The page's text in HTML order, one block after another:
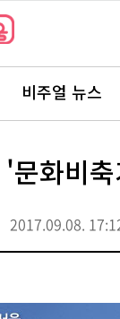
비주얼 뉴스
화비
2017.09.08.